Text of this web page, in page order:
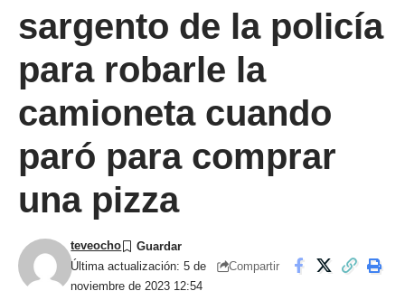
sargento de la policía
para robarle la
camioneta cuando
paró para comprar
una pizza
Última actualización: 5 de
noviembre de 2023 12:54
teveocho
Compartir